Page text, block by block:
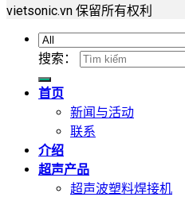
vietsonic.vn 保留所有权利
搜索：
首页
新闻与活动
联系
介绍
超声产品
超声波塑料焊接机